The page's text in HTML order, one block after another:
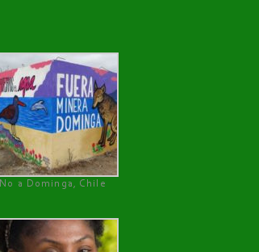
No a Dominga, Chile